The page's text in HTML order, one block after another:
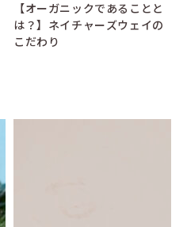
【オーガニックであることと
は？】ネイチャーズウェイの
こだわり